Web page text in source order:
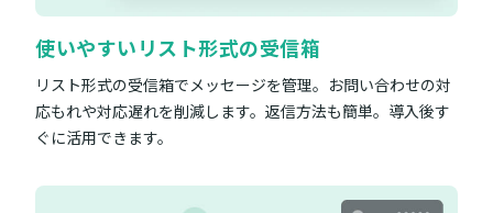
使いやすいリスト形式の受信箱
リスト形式の受信箱でメッセージを管理。お問い合わせの対
応もれや対応遅れを削減します。返信方法も簡単。導入後す
ぐに活用できます。